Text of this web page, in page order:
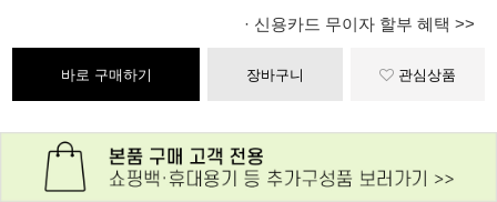
· 신용카드 무이자 할부 혜택 >>
바로 구매하기 장바구니 관심상품